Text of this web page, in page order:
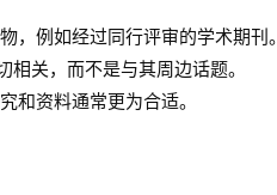
，例如经过同行评审的学术期刊。
关，而不是与其周边话题。
和资料通常更为合适。